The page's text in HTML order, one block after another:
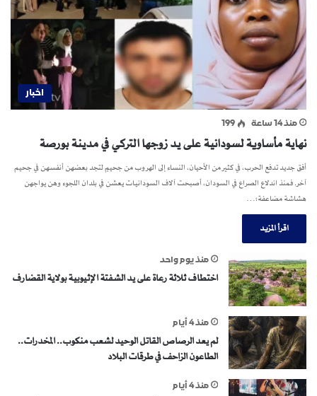
اخبار
منذ 14 ساعة 199
نهاية مأساوية لسودانية على يد زوجها التركي في مدينة بورصة
أفق جديد تدفع الحرب، في كثير من الأحيان، النساء إلى الهروب من جحيمٍ لتجد بعضهن أنفسهن في جحيم
آخر. فمنذ اندلاع الصراع في السودان، أصبحت آلاف السودانيات يعشن في بلدان اللجوء وهن يواجهن
هشاشة مضاعفة؛…
اقرأ المزيد
منذ يوم واحد
اختطاف ثلاثة رعاة على يد الشفتة الإثيوبية بولاية القضارف
منذ 4 أيام
لم يعد الرصاص القاتل الوحيد لشعب منكوب.. المخدرات..
الطاعون الزاحف في طرقات البلاد
منذ 4 أيام